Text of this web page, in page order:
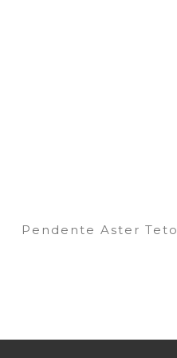
Pendente Aster Teto